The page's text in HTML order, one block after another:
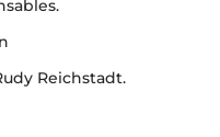
Reichstadt.